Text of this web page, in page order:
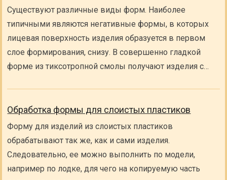
Существуют различные виды форм. Наиболее
типичными являются негативные формы, в которых
лицевая поверхность изделия образуется в первом
слое формирования, снизу. В совершенно гладкой
форме из тиксотропной смолы получают изделия с…
Обработка формы для слоистых пластиков
Форму для изделий из слоистых пластиков
обрабатывают так же, как и сами изделия.
Следовательно, ее можно выполнить по модели,
например по лодке, для чего на копируемую часть